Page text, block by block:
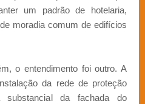
um padrão de hotelaria,
moradia comum de edifícios
o entendimento foi outro. A
da rede de proteção
substancial da fachada do